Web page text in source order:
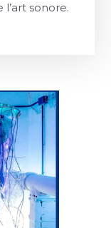
sonore.